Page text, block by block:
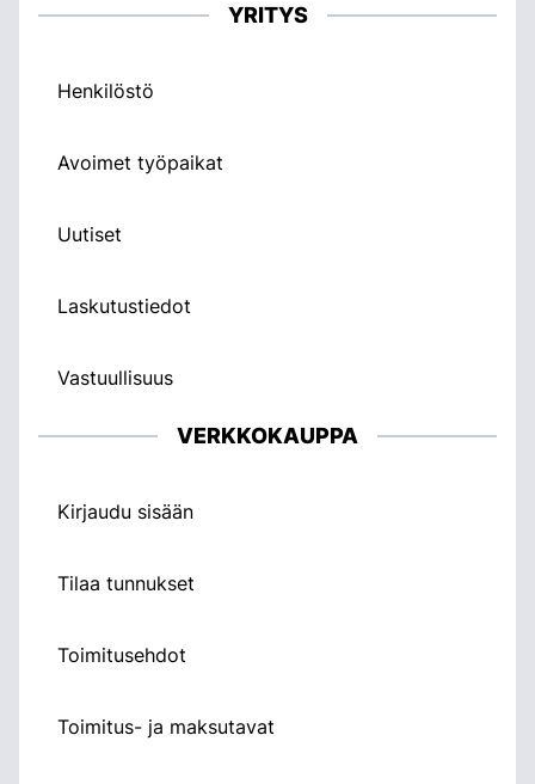
YRITYS
Henkilöstö
Avoimet työpaikat
Uutiset
Laskutustiedot
Vastuullisuus
VERKKOKAUPPA
Kirjaudu sisään
Tilaa tunnukset
Toimitusehdot
Toimitus- ja maksutavat